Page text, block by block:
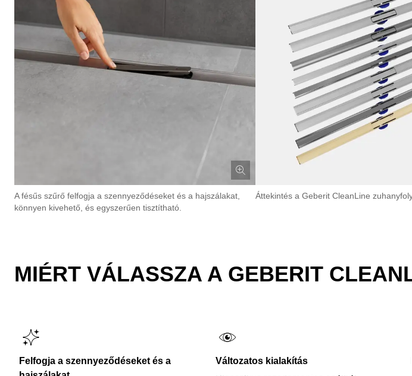
A fésűs szűrő felfogja a szennyeződéseket és a hajszálakat,
könnyen kivehető, és egyszerűen tisztítható.
Áttekintés a Geberit CleanLine
MIÉRT VÁLASSZA A GEBERIT
Felfogja a szennyeződéseket és a
Változatos kialakítás